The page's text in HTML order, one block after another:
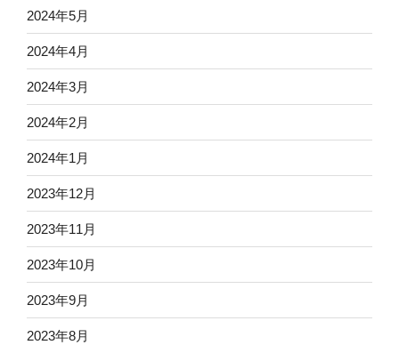
2024年5月
2024年4月
2024年3月
2024年2月
2024年1月
2023年12月
2023年11月
2023年10月
2023年9月
2023年8月